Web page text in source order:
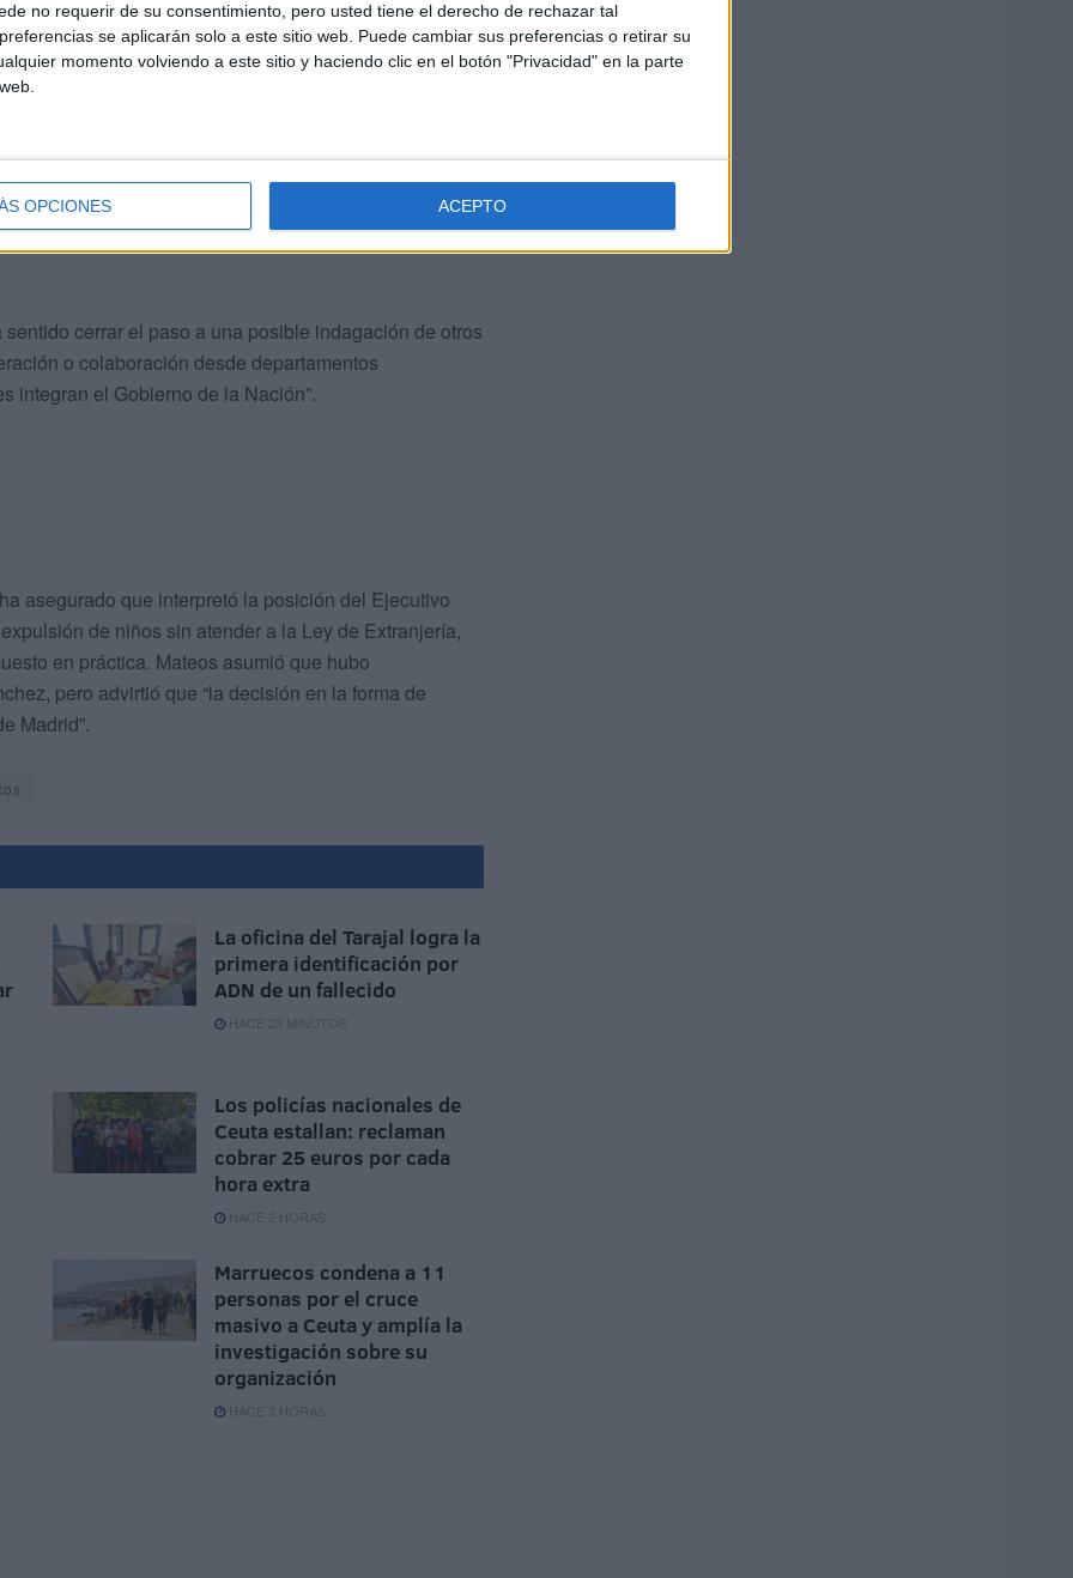
no requerir de su consentimiento, pero usted tiene el derecho de rechazar tal
se aplicarán solo a este sitio web. Puede cambiar sus preferencias o retirar su
momento volviendo a este sitio y haciendo clic en el botón "Privacidad" en la parte
OPCIONES ACEPTO
podrá plantearse, obviamente, si es procedente
relevante obtener utilizando otros medios de
procesal penal que no dependan de la
cerrar el paso a una posible indagación de otros
o colaboración desde departamentos
integran el Gobierno de la Nación”.
asegurado que interpretó la posición del Ejecutivo
de niños sin atender a la Ley de Extranjería,
en práctica. Mateos asumió que hubo
pero advirtió que “la decisión en la forma de
Madrid”.
La oficina del Tarajal logra la
primera identificación por
ADN de un fallecido
HACE 23 MINUTOS
Los policías nacionales de
Ceuta estallan: reclaman
cobrar 25 euros por cada
hora extra
HACE 2 HORAS
Marruecos condena a 11
personas por el cruce
masivo a Ceuta y amplía la
investigación sobre su
organización
HACE 3 HORAS